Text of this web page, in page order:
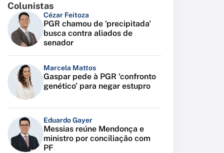
Colunistas
Cézar Feitoza
PGR chamou de 'precipitada'
busca contra aliados de
senador
Marcela Mattos
Gaspar pede à PGR ‘confronto
genético’ para negar estupro
Eduardo Gayer
Messias reúne Mendonça e
ministro por conciliação com
PF